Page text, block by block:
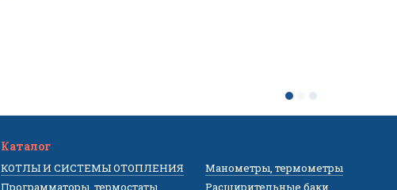
Каталог
КОТЛЫ И СИСТЕМЫ ОТОПЛЕНИЯ
Программаторы, термостаты
Манометры, термометры
Расширительные баки